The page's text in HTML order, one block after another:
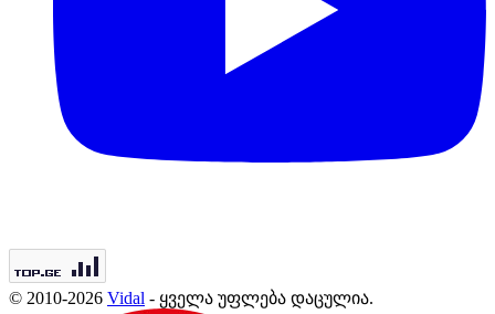
© 2010-2026 Vidal - ყველა უფლება დაცულია.